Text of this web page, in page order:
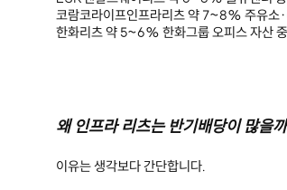
코람코라이프인프라리츠 약 7~8% 주유소
한화리츠 약 5~6% 한화그룹 오피스 자산
왜 인프라 리츠는 반기배당이 많을
이유는 생각보다 간단합니다.